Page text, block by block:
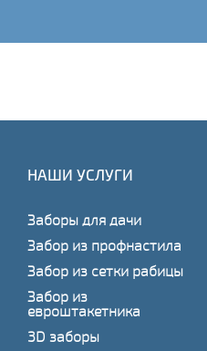
НАШИ УСЛУГИ
Заборы для дачи
Забор из профнастила
Забор из сетки рабицы
Забор из
евроштакетника
3D заборы